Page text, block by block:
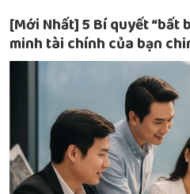
[Mới Nhất] 5 Bí quyết “bất
minh tài chính của bạn